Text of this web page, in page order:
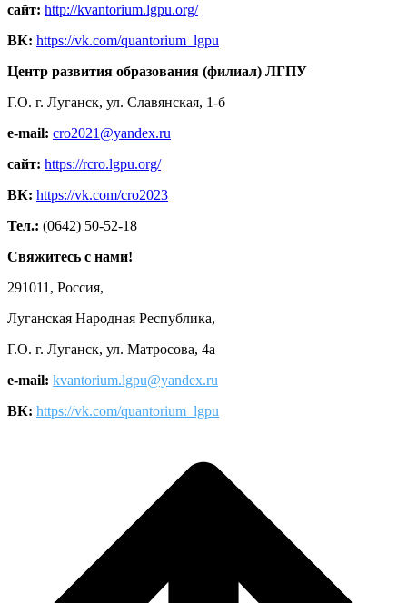
сайт: http://kvantorium.lgpu.org/
ВК: https://vk.com/quantorium_lgpu
Центр развития образования (филиал) ЛГПУ
Г.О. г. Луганск, ул. Славянская, 1-б
e-mail: cro2021@yandex.ru
сайт: https://rcro.lgpu.org/
ВК: https://vk.com/cro2023
Тел.: (0642) 50-52-18
Свяжитесь с нами!
291011, Россия,
Луганская Народная Республика,
Г.О. г. Луганск, ул. Матросова, 4а
e-mail: kvantorium.lgpu@yandex.ru
ВК: https://vk.com/quantorium_lgpu